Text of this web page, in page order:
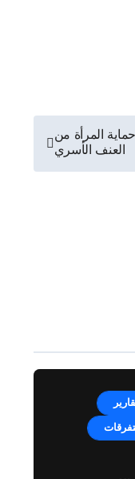
المرأة من
العنف الأسري